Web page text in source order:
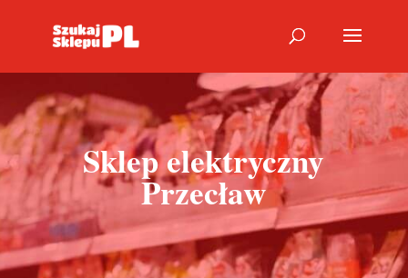
Sklep elektryczny
Przecław